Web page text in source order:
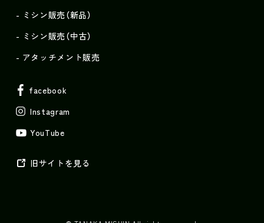
ミシン販売（新品）
ミシン販売（中古）
アタッチメント販売
facebook
Instagram
YouTube
旧サイトを見る